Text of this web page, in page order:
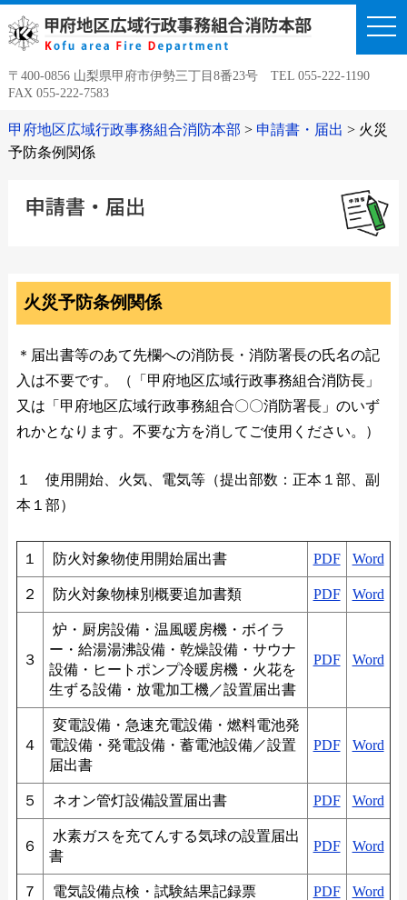
〒400-0856 山梨県甲府市伊勢三丁目8番23号 TEL 055-222-1190
FAX 055-222-7583
甲府地区広域行政事務組合消防本部 > 申請書・届出 > 火災
予防条例関係
火災予防条例関係
＊届出書等のあて先欄への消防長・消防署長の氏名の記
入は不要です。（「甲府地区広域行政事務組合消防長」
又は「甲府地区広域行政事務組合〇〇消防署長」のいず
れかとなります。不要な方を消してご使用ください。）
１ 使用開始、火気、電気等（提出部数：正本１部、副
本１部）
１ 防火対象物使用開始届出書 PDF Word
２ 防火対象物棟別概要追加書類 PDF Word
３
炉・厨房設備・温風暖房機・ボイラ
ー・給湯湯沸設備・乾燥設備・サウナ
設備・ヒートポンプ冷暖房機・火花を
生ずる設備・放電加工機／設置届出書
PDF Word
４
変電設備・急速充電設備・燃料電池発
電設備・発電設備・蓄電池設備／設置
届出書
PDF Word
５ ネオン管灯設備設置届出書 PDF Word
６
水素ガスを充てんする気球の設置届出
書
PDF Word
７ 電気設備点検・試験結果記録票 PDF Word